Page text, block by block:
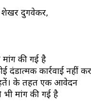
शेखर दुगवेकर,
मांग की गई है
दंडात्मक कार्रवाई नहीं
के तहत एक आवेदन
मांग की गई है